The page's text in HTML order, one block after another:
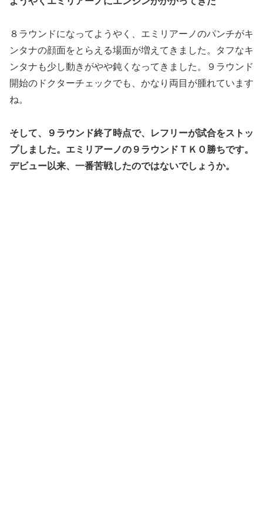
８ラウンドになってようやく、エミリアーノのパンチがキ
ンタナの顔面をとらえる場面が増えてきました。タフなキ
ンタナも少し動きがやや鈍くなってきました。９ラウンド
開始のドクターチェックでも、かなり両目が腫れています
ね。
そして、９ラウンド終了時点で、レフリーが試合をストッ
プしました。エミリアーノの９ラウンドＴＫＯ勝ちです。
デビュー以来、一番苦戦したのではないでしょうか。